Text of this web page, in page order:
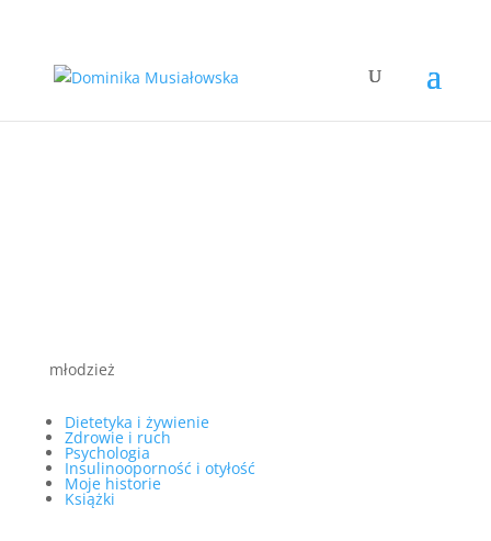
młodzież
Dietetyka i żywienie
Zdrowie i ruch
Psychologia
Insulinooporność i otyłość
Moje historie
Książki